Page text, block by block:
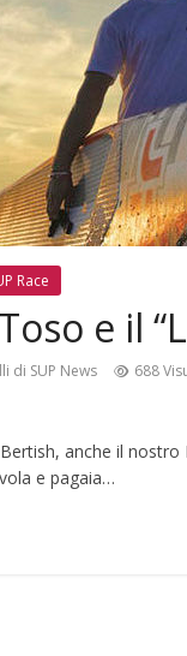
Race
e il
di SUP News 688
anche il
e pagaia…